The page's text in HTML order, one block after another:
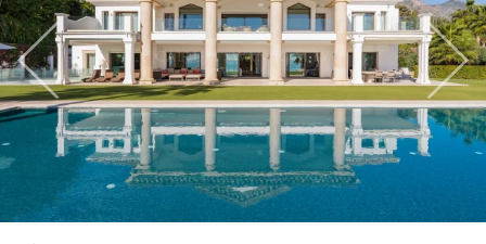
Previous Next